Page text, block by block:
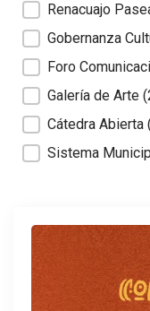
Renacuajo
Gobernanza
Foro
Galería de Arte
Cátedra Abierta
Sistema